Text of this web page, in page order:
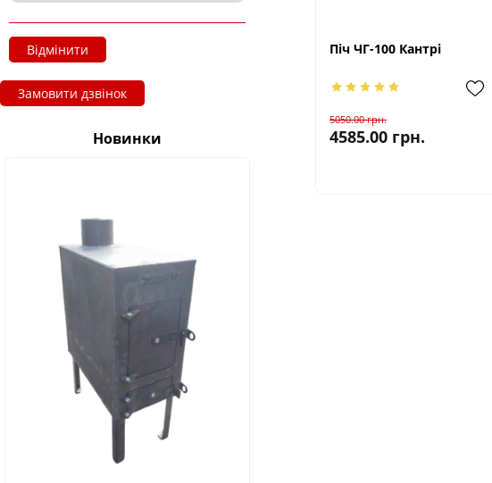
Відмінити
Замовити дзвінок
Новинки
Піч ЧГ-100 Кантрі
5050.00грн.
4585.00 грн.